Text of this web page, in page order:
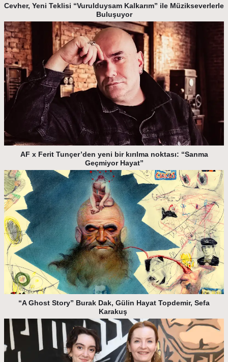
Cevher, Yeni Teklisi “Vurulduysam Kalkarım” ile Müzikseverlerle
Buluşuyor
AF x Ferit Tunçer’den yeni bir kırılma noktası: “Sanma
Geçmiyor Hayat”
“A Ghost Story” Burak Dak, Gülin Hayat Topdemir, Sefa
Karakuş